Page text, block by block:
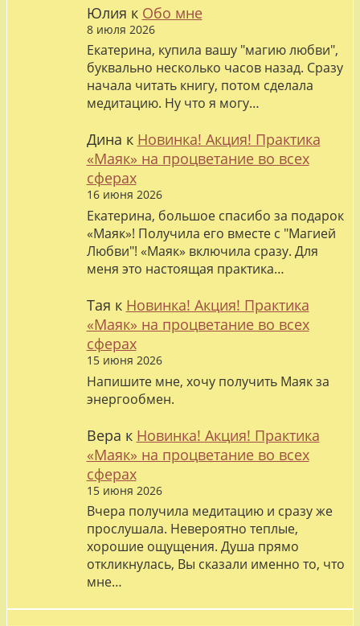
Юлия к Обо мне
8 июля 2026
Екатерина, купила вашу "магию любви",
буквально несколько часов назад. Сразу
начала читать книгу, потом сделала
медитацию. Ну что я могу…
Дина к Новинка! Акция! Практика
«Маяк» на процветание во всех
сферах
16 июня 2026
Екатерина, большое спасибо за подарок
«Маяк»! Получила его вместе с "Магией
Любви"! «Маяк» включила сразу. Для
меня это настоящая практика…
Тая к Новинка! Акция! Практика
«Маяк» на процветание во всех
сферах
15 июня 2026
Напишите мне, хочу получить Маяк за
энергообмен.
Вера к Новинка! Акция! Практика
«Маяк» на процветание во всех
сферах
15 июня 2026
Вчера получила медитацию и сразу же
прослушала. Невероятно теплые,
хорошие ощущения. Душа прямо
откликнулась, Вы сказали именно то, что
мне…